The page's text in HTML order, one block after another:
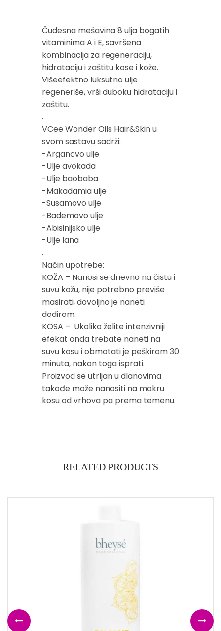
Čudesna mešavina 8 ulja bogatih
vitaminima A i E, savršena
kombinacija za regeneraciju,
hidrataciju i zaštitu kose i kože.
Višeefektno luksutno ulje
regeneriše, vrši duboku hidrataciju i
zaštitu.
.
VCee Wonder Oils Hair&Skin u
svom sastavu sadrži:
-Arganovo ulje
-Ulje avokada
-Ulje baobaba
-Makadamia ulje
-Susamovo ulje
-Bademovo ulje
-Abisinijsko ulje
-Ulje lana
.
Način upotrebe:
KOŽA – Nanosi se dnevno na čistu i
suvu kožu, nije potrebno previše
masirati, dovoljno je naneti
dodirom.
KOSA – Ukoliko želite intenzivniji
efekat onda trebate naneti na
suvu kosu i obmotati je peškirom 30
minuta, nakon toga isprati.
Proizvod se utrljan u dlanovima
takođe može nanositi na mokru
kosu od vrhova pa prema temenu.
RELATED PRODUCTS